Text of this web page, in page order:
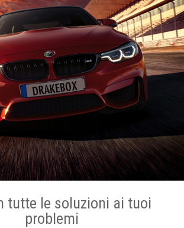
tutte le soluzioni ai tuoi
problemi